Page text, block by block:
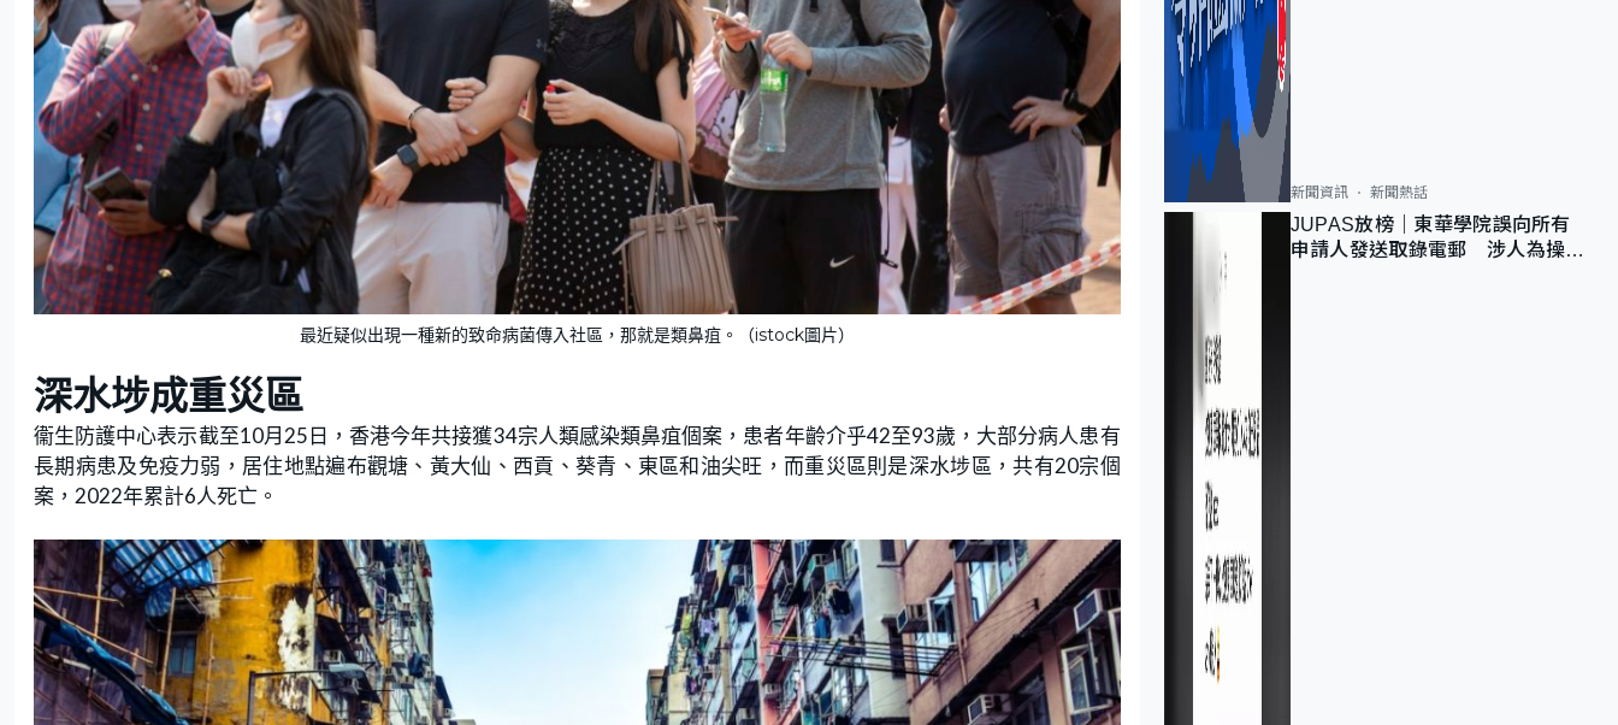
最近疑似出現一種新的致命病菌傳入社區，那就是類鼻疽。（istock圖片）
深水埗成重災區
衞生防護中心表示截至10月25日，香港今年共接獲34宗人類感染類鼻疽個案，患者年齡介乎42至93歲，大部分病人患有
長期病患及免疫力弱，居住地點遍布觀塘、黃大仙、西貢、葵青、東區和油尖旺，而重災區則是深水埗區，共有20宗個
案，2022年累計6人死亡。
新聞資訊 新聞熱話
JUPAS放榜｜東華學院誤向所有
申請人發送取錄電郵 涉人為操作